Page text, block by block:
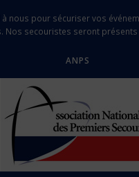
à nous pour sécuriser vos
Nos secouristes seront présents
ANPS